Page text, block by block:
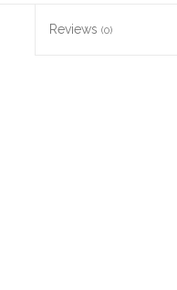
Reviews(0)